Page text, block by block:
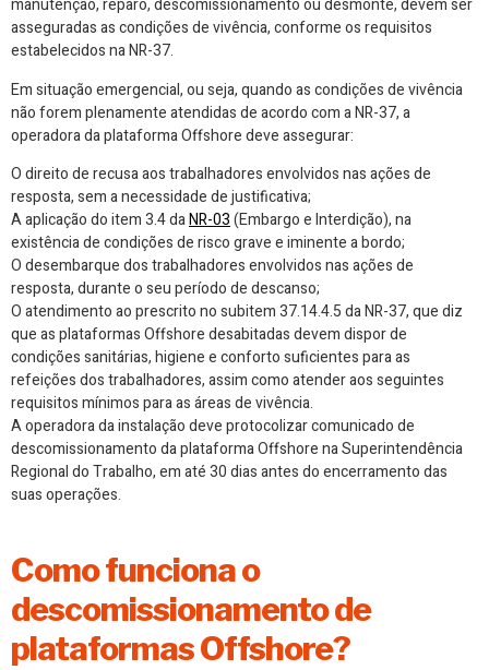
manutenção, reparo, descomissionamento ou desmonte, devem ser
asseguradas as condições de vivência, conforme os requisitos
estabelecidos na NR-37.
Em situação emergencial, ou seja, quando as condições de vivência
não forem plenamente atendidas de acordo com a NR-37, a
operadora da plataforma Offshore deve assegurar:
O direito de recusa aos trabalhadores envolvidos nas ações de
resposta, sem a necessidade de justificativa;
A aplicação do item 3.4 daNR-03(Embargo e Interdição), na
existência de condições de risco grave e iminente a bordo;
O desembarque dos trabalhadores envolvidos nas ações de
resposta, durante o seu período de descanso;
O atendimento ao prescrito no subitem 37.14.4.5 da NR-37, que diz
que as plataformas Offshore desabitadas devem dispor de
condições sanitárias, higiene e conforto suficientes para as
refeições dos trabalhadores, assim como atender aos seguintes
requisitos mínimos para as áreas de vivência.
A operadora da instalação deve protocolizar comunicado de
descomissionamento da plataforma Offshore na Superintendência
Regional do Trabalho, em até 30 dias antes do encerramento das
suas operações.
Como funciona o
descomissionamento de
plataformas Offshore?